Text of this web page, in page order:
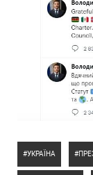
УКРАЇНА